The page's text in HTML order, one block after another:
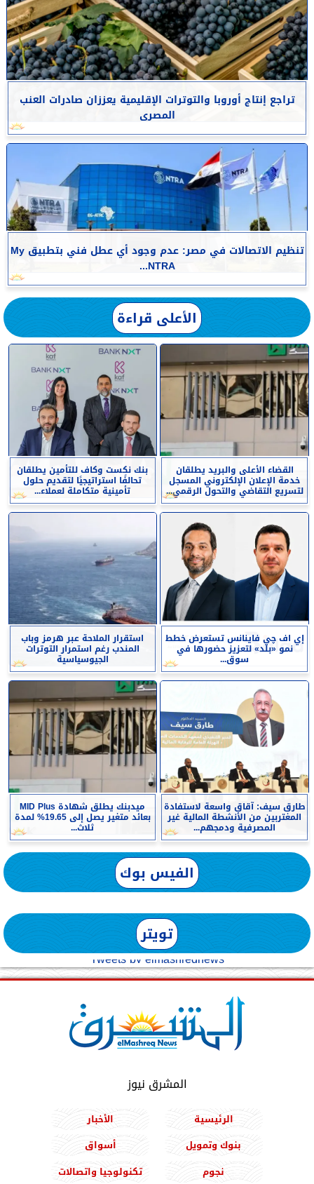
تراجع إنتاج أوروبا والتوترات الإقليمية يعززان صادرات العنب
المصرى
تنظيم الاتصالات في مصر: عدم وجود أي عطل فني بتطبيق My
NTRA...
الأعلى قراءة
القضاء الأعلى والبريد يطلقان
خدمة الإعلان الإلكتروني المسجل
لتسريع التقاضي والتحول الرقمي...
بنك نكست وكاف للتأمين يطلقان
تحالفًا استراتيجيًا لتقديم حلول
تأمينية متكاملة لعملاء...
إي اف چي فاينانس تستعرض خطط
نمو «بلد» لتعزيز حضورها في
سوق...
استقرار الملاحة عبر هرمز وباب
المندب رغم استمرار التوترات
الجيوسياسية
طارق سيف: آقاق واسعة لاستفادة
المغتربين من الأنشطة المالية غير
المصرفية ودمجهم...
ميدبنك يطلق شهادة MID Plus
بعائد متغير يصل إلى 19.65% لمدة
ثلاث...
الفيس بوك
تويتر
Tweets by elmashreqnews
المشرق نيوز
الرئيسية
الأخبار
بنوك وتمويل
أسواق
نجوم
تكنولوجيا واتصالات